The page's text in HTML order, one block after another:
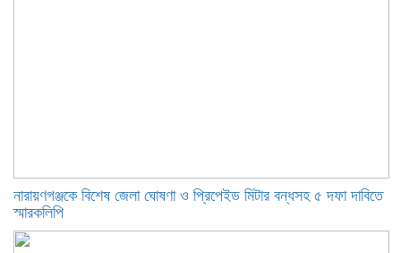
নারায়ণগঞ্জকে বিশেষ জেলা ঘোষণা ও প্রিপেইড মিটার বন্ধসহ ৫ দফা দাবিতে
স্মারকলিপি